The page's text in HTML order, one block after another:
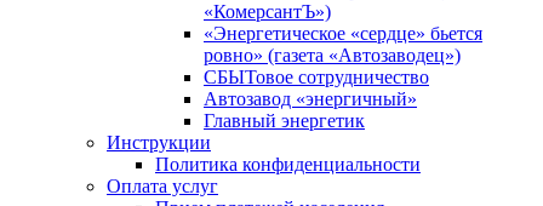
«КомерсантЪ»)
«Энергетическое «сердце» бьется
ровно» (газета «Автозаводец»)
СБЫТовое сотрудничество
Автозавод «энергичный»
Главный энергетик
Инструкции
Политика конфиденциальности
Оплата услуг